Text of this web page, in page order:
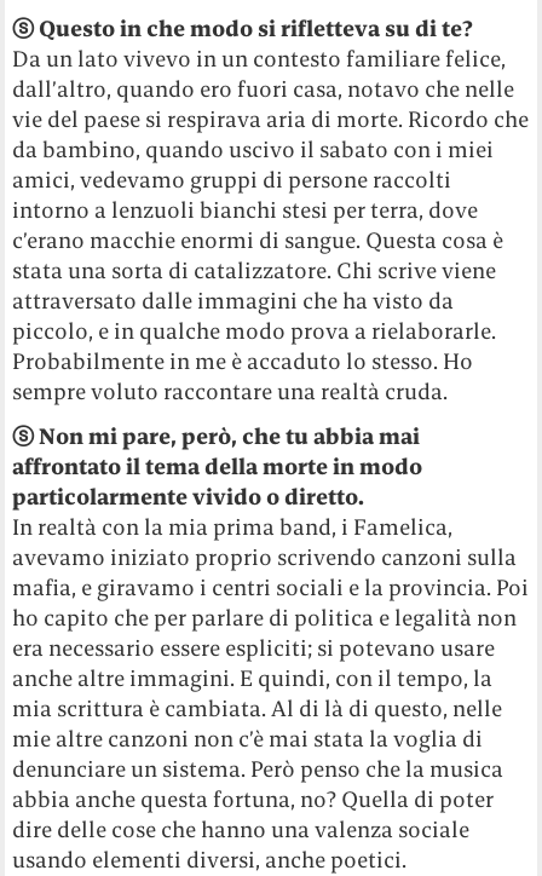
ⓢ Questo in che modo si rifletteva su di te?
Da un lato vivevo in un contesto familiare felice,
dall’altro, quando ero fuori casa, notavo che nelle
vie del paese si respirava aria di morte. Ricordo che
da bambino, quando uscivo il sabato con i miei
amici, vedevamo gruppi di persone raccolti
intorno a lenzuoli bianchi stesi per terra, dove
c’erano macchie enormi di sangue. Questa cosa è
stata una sorta di catalizzatore. Chi scrive viene
attraversato dalle immagini che ha visto da
piccolo, e in qualche modo prova a rielaborarle.
Probabilmente in me è accaduto lo stesso. Ho
sempre voluto raccontare una realtà cruda.
ⓢ Non mi pare, però, che tu abbia mai
affrontato il tema della morte in modo
particolarmente vivido o diretto.
In realtà con la mia prima band, i Famelica,
avevamo iniziato proprio scrivendo canzoni sulla
mafia, e giravamo i centri sociali e la provincia. Poi
ho capito che per parlare di politica e legalità non
era necessario essere espliciti; si potevano usare
anche altre immagini. E quindi, con il tempo, la
mia scrittura è cambiata. Al di là di questo, nelle
mie altre canzoni non c’è mai stata la voglia di
denunciare un sistema. Però penso che la musica
abbia anche questa fortuna, no? Quella di poter
dire delle cose che hanno una valenza sociale
usando elementi diversi, anche poetici.